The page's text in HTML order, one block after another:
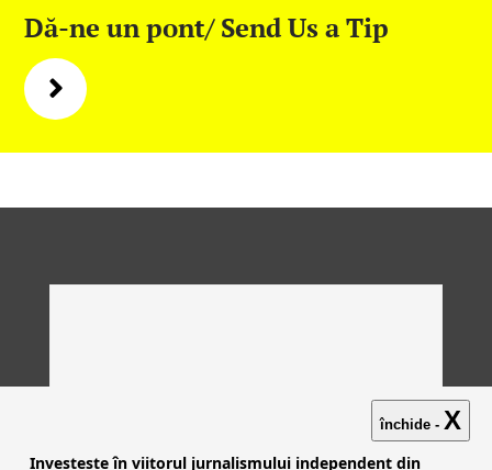
Dă-ne un pont/ Send Us a Tip
închide - X
Investește în viitorul jurnalismului independent din